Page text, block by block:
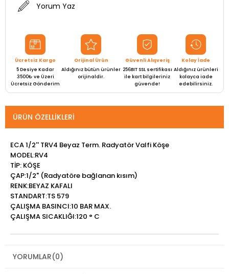
Yorum Yaz
Ücretsiz Kargo
5 Desiye Kadar
3500₺ ve Üzeri
Ücretsiz Gönderim
Orijinal Ürün
Aldığınız bütün ürünler
orijinaldir.
Güvenli Alışveriş
256BIT SSL sertifikası
ile kart bilgileriniz
güvende!
Kolay İade
Aldığınız ürünleri
kolayca iade
edebilirsiniz.
ÜRÜN ÖZELLIKLERI
ECA 1/2'' TRV4 Beyaz Term. Radyatör Valfi Köşe
MODEL:RV4
TİP: KÖŞE
ÇAP:1/2" (Radyatöre bağlanan kısım)
RENK:BEYAZ KAFALI
STANDART:TS 579
ÇALIŞMA BASINCI:10 BAR MAX.
ÇALIŞMA SICAKLIĞI:120 ° C
YORUMLAR(0)